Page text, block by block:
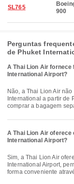
SL765
900
Perguntas
de Phuket
A Thai Lion Air fornece
International Airport?
Não, a Thai Lion Air não inclui bagagem gratuita para voos Doméstico &
International a partir de
comprar a bagagem
A Thai Lion Air
International Airport?
Sim, a Thai Lion Air oferece check-in on-line para voos de Phuket
International Airport,
forma conveniente